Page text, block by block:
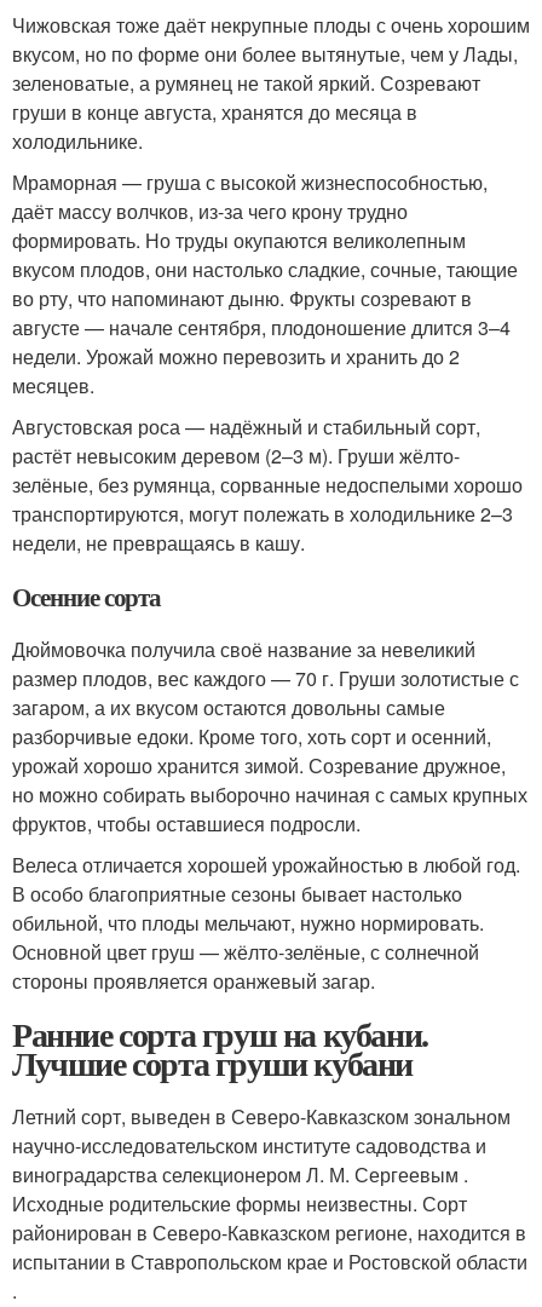
Чижовская тоже даёт некрупные плоды с очень хорошим
вкусом, но по форме они более вытянутые, чем у Лады,
зеленоватые, а румянец не такой яркий. Созревают
груши в конце августа, хранятся до месяца в
холодильнике.
Мраморная — груша с высокой жизнеспособностью,
даёт массу волчков, из-за чего крону трудно
формировать. Но труды окупаются великолепным
вкусом плодов, они настолько сладкие, сочные, тающие
во рту, что напоминают дыню. Фрукты созревают в
августе — начале сентября, плодоношение длится 3–4
недели. Урожай можно перевозить и хранить до 2
месяцев.
Августовская роса — надёжный и стабильный сорт,
растёт невысоким деревом (2–3 м). Груши жёлто-
зелёные, без румянца, сорванные недоспелыми хорошо
транспортируются, могут полежать в холодильнике 2–3
недели, не превращаясь в кашу.
Осенние сорта
Дюймовочка получила своё название за невеликий
размер плодов, вес каждого — 70 г. Груши золотистые с
загаром, а их вкусом остаются довольны самые
разборчивые едоки. Кроме того, хоть сорт и осенний,
урожай хорошо хранится зимой. Созревание дружное,
но можно собирать выборочно начиная с самых крупных
фруктов, чтобы оставшиеся подросли.
Велеса отличается хорошей урожайностью в любой год.
В особо благоприятные сезоны бывает настолько
обильной, что плоды мельчают, нужно нормировать.
Основной цвет груш — жёлто-зелёные, с солнечной
стороны проявляется оранжевый загар.
Ранние сорта груш на кубани.
Лучшие сорта груши кубани
Летний сорт, выведен в Северо-Кавказском зональном
научно-исследовательском институте садоводства и
виноградарства селекционером Л. М. Сергеевым .
Исходные родительские формы неизвестны. Сорт
районирован в Северо-Кавказском регионе, находится в
испытании в Ставропольском крае и Ростовской области
.